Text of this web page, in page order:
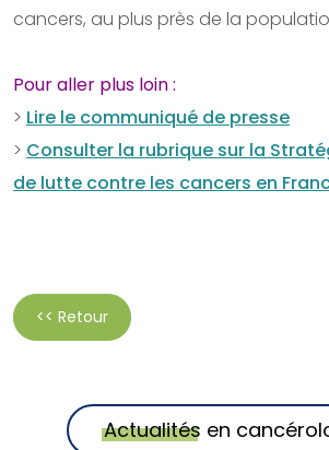
cancers, au plus près de la
Pour aller plus loin :
> Lire le communiqué de presse
> Consulter la rubrique sur la
de lutte contre les cancers en
<< Retour
Actualités en